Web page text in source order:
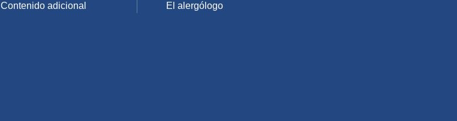
Contenido adicional
El alergólogo